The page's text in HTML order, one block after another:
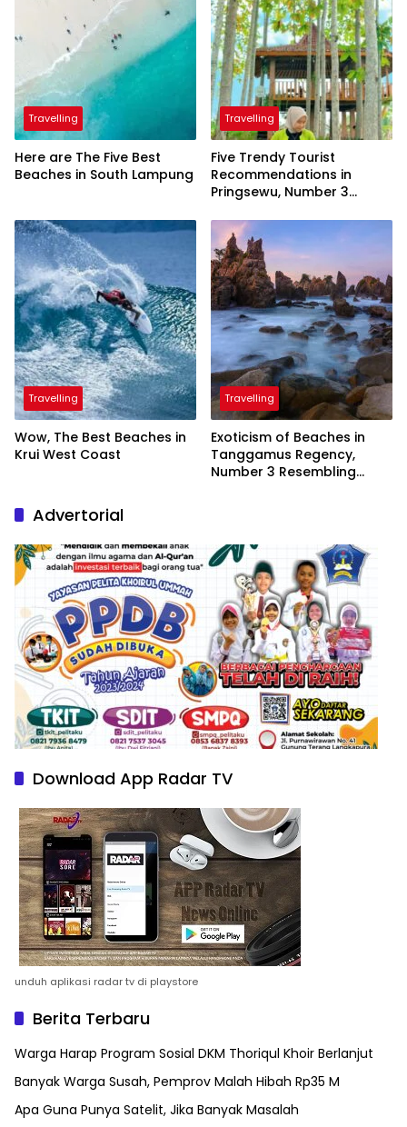
Travelling
Here are The Five Best
Beaches in South Lampung
Travelling
Five Trendy Tourist
Recommendations in
Pringsewu, Number 3
President
Travelling
Wow, The Best Beaches in
Krui West Coast
Travelling
Exoticism of Beaches in
Tanggamus Regency,
Number 3 Resembling
Advertorial
Download App Radar TV
unduh aplikasi radar tv di playstore
Berita Terbaru
Warga Harap Program Sosial DKM Thoriqul Khoir Berlanjut
Banyak Warga Susah, Pemprov Malah Hibah Rp35 M
Apa Guna Punya Satelit, Jika Banyak Masalah